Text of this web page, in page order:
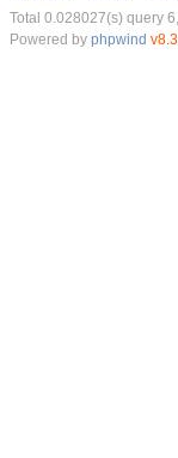
Total 0.028027(s) query
Powered by phpwind v8.3